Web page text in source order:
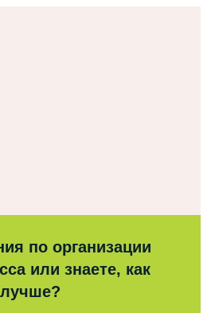
по организации
или знаете, как